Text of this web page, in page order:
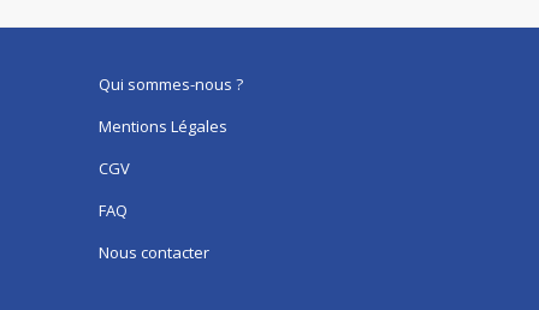
Qui sommes-nous ?
Mentions Légales
CGV
FAQ
Nous contacter